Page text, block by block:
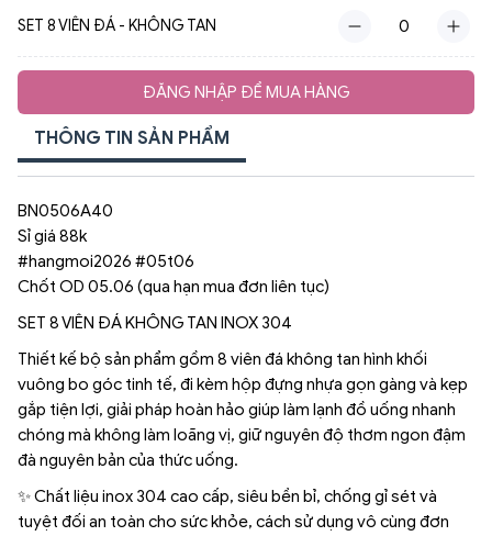
SET 8 VIÊN ĐÁ - KHÔNG TAN
ĐĂNG NHẬP ĐỂ MUA HÀNG
THÔNG TIN SẢN PHẨM
BN0506A40
Sỉ giá 88k
#hangmoi2026 #05t06
Chốt OD 05.06 (qua hạn mua đơn liên tục)
SET 8 VIÊN ĐÁ KHÔNG TAN INOX 304
Thiết kế bộ sản phẩm gồm 8 viên đá không tan hình khối
vuông bo góc tinh tế, đi kèm hộp đựng nhựa gọn gàng và kẹp
gắp tiện lợi, giải pháp hoàn hảo giúp làm lạnh đồ uống nhanh
chóng mà không làm loãng vị, giữ nguyên độ thơm ngon đậm
đà nguyên bản của thức uống.
✨ Chất liệu inox 304 cao cấp, siêu bền bỉ, chống gỉ sét và
tuyệt đối an toàn cho sức khỏe, cách sử dụng vô cùng đơn